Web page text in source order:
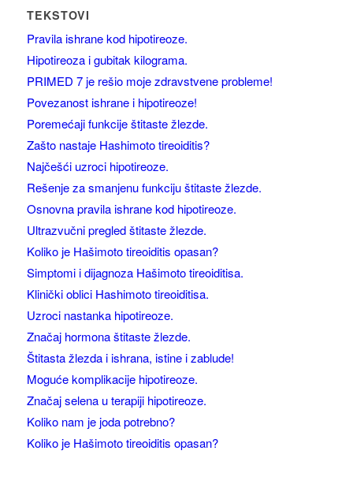
TEKSTOVI
Pravila ishrane kod hipotireoze.
Hipotireoza i gubitak kilograma.
PRIMED 7 je rešio moje zdravstvene probleme!
Povezanost ishrane i hipotireoze!
Poremećaji funkcije štitaste žlezde.
Zašto nastaje Hashimoto tireoiditis?
Najčešći uzroci hipotireoze.
Rešenje za smanjenu funkciju štitaste žlezde.
Osnovna pravila ishrane kod hipotireoze.
Ultrazvučni pregled štitaste žlezde.
Koliko je Hašimoto tireoiditis opasan?
Simptomi i dijagnoza Hašimoto tireoiditisa.
Klinički oblici Hashimoto tireoiditisa.
Uzroci nastanka hipotireoze.
Značaj hormona štitaste žlezde.
Štitasta žlezda i ishrana, istine i zablude!
Moguće komplikacije hipotireoze.
Značaj selena u terapiji hipotireoze.
Koliko nam je joda potrebno?
Koliko je Hašimoto tireoiditis opasan?